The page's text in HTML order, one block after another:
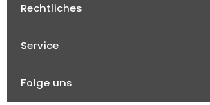
Rechtliches
Service
Folge uns